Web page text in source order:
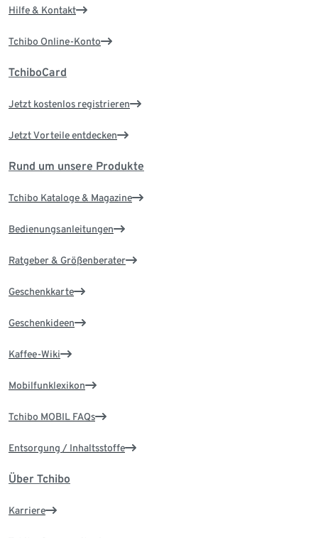
Hilfe & Kontakt
Tchibo Online-Konto
TchiboCard
Jetzt kostenlos registrieren
Jetzt Vorteile entdecken
Rund um unsere Produkte
Tchibo Kataloge & Magazine
Bedienungsanleitungen
Ratgeber & Größenberater
Geschenkkarte
Geschenkideen
Kaffee-Wiki
Mobilfunklexikon
Tchibo MOBIL FAQs
Entsorgung / Inhaltsstoffe
Über Tchibo
Karriere